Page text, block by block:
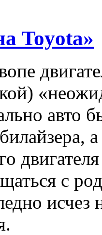
Toyota»
авто
а
с
исчез